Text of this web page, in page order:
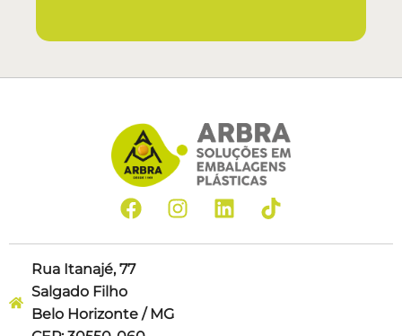
Rua Itanajé, 77
Salgado Filho
Belo Horizonte / MG